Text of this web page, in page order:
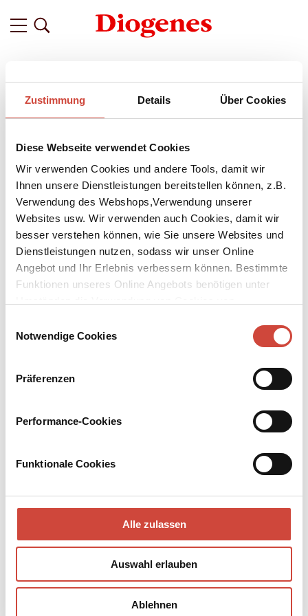
Zustimmung Details Über Cookies
Diese Webseite verwendet Cookies
Wir verwenden Cookies und andere Tools, damit wir
Ihnen unsere Dienstleistungen bereitstellen können, z.B.
Verwendung des Webshops,Verwendung unserer
Websites usw. Wir verwenden auch Cookies, damit wir
besser verstehen können, wie Sie unsere Websites und
Dienstleistungen nutzen, sodass wir unser Online
Angebot und Ihr Erlebnis verbessern können. Bestimmte
Funktionen unseres Online Angebots benötigen unter
Notwendige Cookies
Präferenzen
Performance-Cookies
Funktionale Cookies
Alle zulassen
Auswahl erlauben
Ablehnen
Related Featured
vor etwa einem Jahr
Christian Schünemann über die
Hintergründe seines Romans ›Bis die
Sonne scheint‹ – Ein Interview
Christian Schünemanns Roman Bis die Sonne scheintist eine
Familiengeschichte wie eine Achterbahnfahrt, geschrieben in
leichtfüßigem, lakonischem Ton. Es ist die Geschichte der
Familie Hormann, die ein großes Talent hat: Ruhe bewahren,
auch wenn alles um sie zusammenbricht. Erzählt wird sie aus
der Sicht des Sohns der Familie, Daniel. Zugleich lesen wir
Achtzigern. Und nicht zuletzt: Es ist die Familiengeschichte
Foto: Fabian Raabe / © Diogenes Verlag